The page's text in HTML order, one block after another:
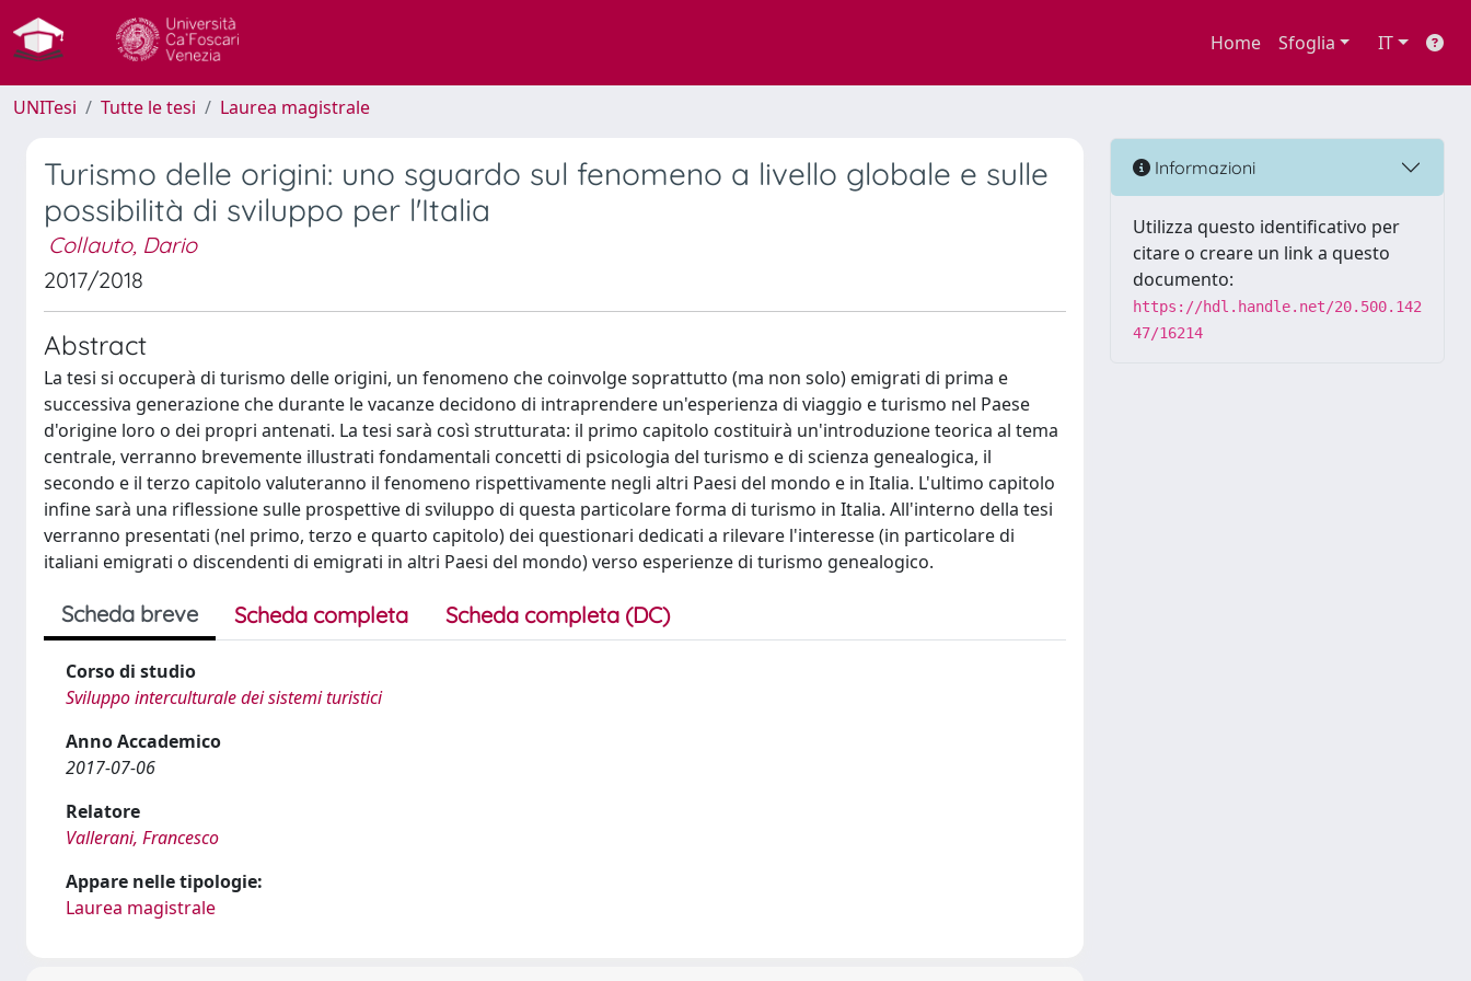
Home Sfoglia IT
UNITesi Tutte le tesi Laurea magistrale
Turismo delle origini: uno sguardo sul fenomeno a livello globale e sulle
possibilità di sviluppo per l'Italia
Collauto, Dario
2017/2018
Abstract
La tesi si occuperà di turismo delle origini, un fenomeno che coinvolge soprattutto (ma non solo) emigrati di prima e
successiva generazione che durante le vacanze decidono di intraprendere un'esperienza di viaggio e turismo nel Paese
d'origine loro o dei propri antenati. La tesi sarà così strutturata: il primo capitolo costituirà un'introduzione teorica al tema
centrale, verranno brevemente illustrati fondamentali concetti di psicologia del turismo e di scienza genealogica, il
secondo e il terzo capitolo valuteranno il fenomeno rispettivamente negli altri Paesi del mondo e in Italia. L'ultimo capitolo
infine sarà una riflessione sulle prospettive di sviluppo di questa particolare forma di turismo in Italia. All'interno della tesi
verranno presentati (nel primo, terzo e quarto capitolo) dei questionari dedicati a rilevare l'interesse (in particolare di
italiani emigrati o discendenti di emigrati in altri Paesi del mondo) verso esperienze di turismo genealogico.
Scheda breve Scheda completa Scheda completa (DC)
Corso di studio
Sviluppo interculturale dei sistemi turistici
Anno Accademico
2017-07-06
Relatore
Vallerani, Francesco
Appare nelle tipologie:
Laurea magistrale
Informazioni
Utilizza questo identificativo per
citare o creare un link a questo
documento:
https://hdl.handle.net/20.500.142
47/16214